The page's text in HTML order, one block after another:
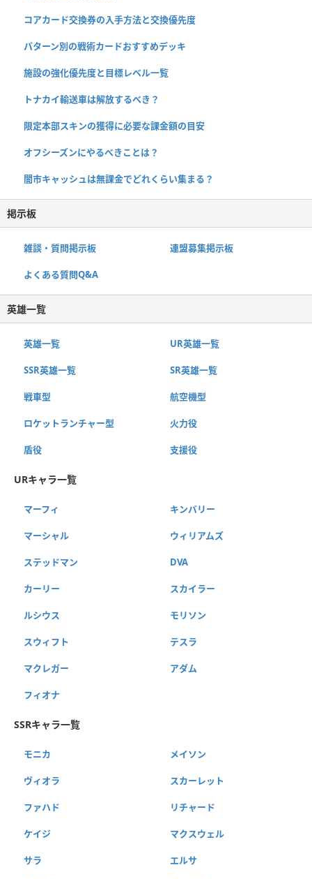
コアカード交換券の入手方法と交換優先度
パターン別の戦術カードおすすめデッキ
施設の強化優先度と目標レベル一覧
トナカイ輸送車は解放するべき？
限定本部スキンの獲得に必要な課金額の目安
オフシーズンにやるべきことは？
闇市キャッシュは無課金でどれくらい集まる？
掲示板
雑談・質問掲示板 連盟募集掲示板
よくある質問Q&A
英雄一覧
英雄一覧 UR英雄一覧
SSR英雄一覧 SR英雄一覧
戦車型 航空機型
ロケットランチャー型 火力役
盾役 支援役
URキャラ一覧
マーフィ キンバリー
マーシャル ウィリアムズ
ステッドマン DVA
カーリー スカイラー
ルシウス モリソン
スウィフト テスラ
マクレガー アダム
フィオナ
SSRキャラ一覧
モニカ メイソン
ヴィオラ スカーレット
ファハド リチャード
ケイジ マクスウェル
サラ エルサ